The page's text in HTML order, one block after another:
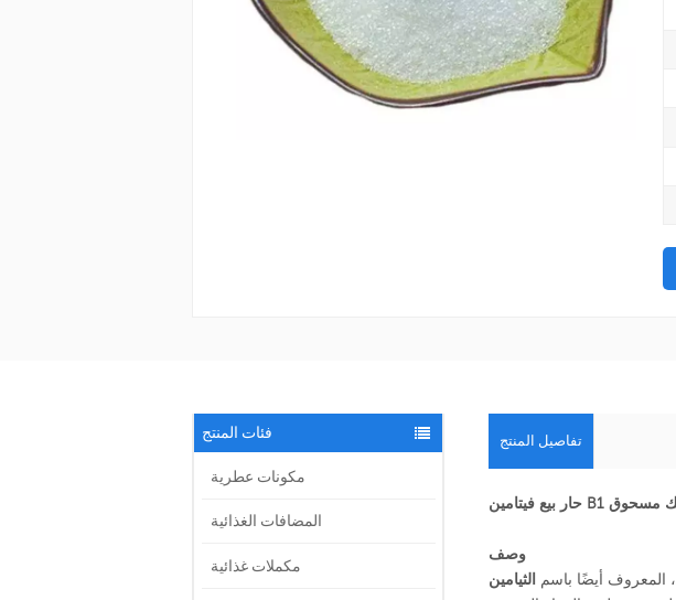
فئات المنتج
مكونات عطرية
المضافات الغذائية
مكملات غذائية
تفاصيل المنتج
وصف
، المعروف أيضًا باسم الثيامين